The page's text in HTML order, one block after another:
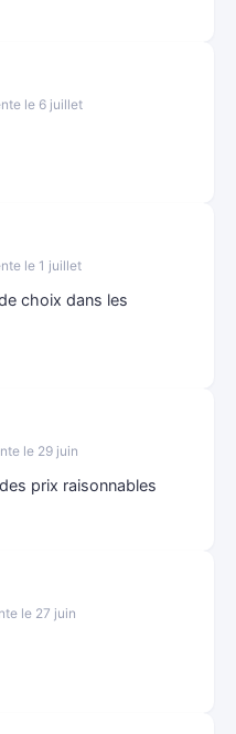
le 6 juillet
le 1 juillet
choix dans les
le 29 juin
prix raisonnables
le 27 juin